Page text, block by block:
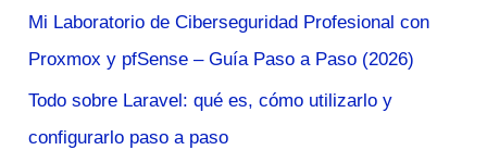
Mi Laboratorio de Ciberseguridad Profesional con
Proxmox y pfSense – Guía Paso a Paso (2026)
Todo sobre Laravel: qué es, cómo utilizarlo y
configurarlo paso a paso